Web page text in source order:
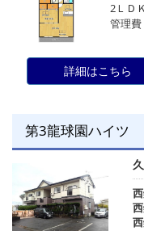
2ＬＤ
管理費
詳細はこちら
第3龍球園ハイツ